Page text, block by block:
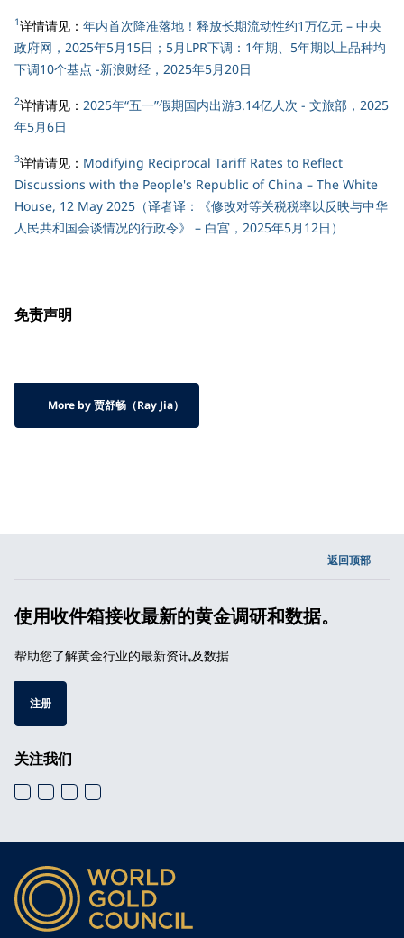
1详情请见： 年内首次降准落地！释放长期流动性约1万亿元 – 中央
政府网，2025年5月15日；5月LPR下调：1年期、5年期以上品种均
下调10个基点 -新浪财经，2025年5月20日
2详情请见： 2025年“五一”假期国内出游3.14亿人次 - 文旅部，2025
年5月6日
3详情请见： Modifying Reciprocal Tariff Rates to Reflect
Discussions with the People's Republic of China – The White
House, 12 May 2025（译者译：《修改对等关税税率以反映与中华
人民共和国会谈情况的行政令》 – 白宫，2025年5月12日）
免责声明
More by 贾舒畅（Ray Jia）
返回顶部
使用收件箱接收最新的黄金调研和数据。
帮助您了解黄金行业的最新资讯及数据
注册
关注我们